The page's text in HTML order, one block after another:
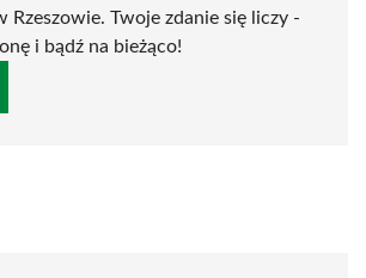
Rzeszowie. Twoje zdanie się liczy -
i bądź na bieżąco!